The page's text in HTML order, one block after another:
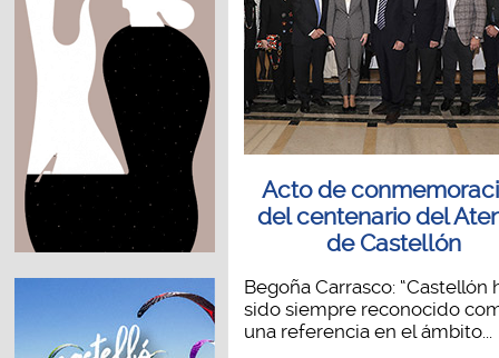
Acto de
del centenario del
de Castellón
Begoña Carrasco: “Castellón
sido siempre reconocido
una referencia en el ámbito...